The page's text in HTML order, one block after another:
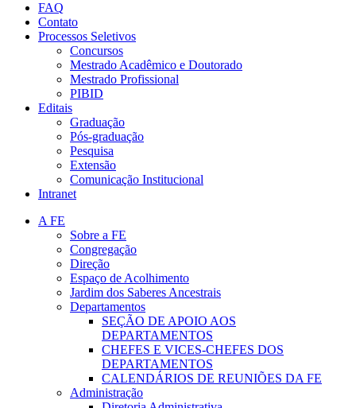
FAQ
Contato
Processos Seletivos
Concursos
Mestrado Acadêmico e Doutorado
Mestrado Profissional
PIBID
Editais
Graduação
Pós-graduação
Pesquisa
Extensão
Comunicação Institucional
Intranet
A FE
Sobre a FE
Congregação
Direção
Espaço de Acolhimento
Jardim dos Saberes Ancestrais
Departamentos
SEÇÃO DE APOIO AOS
DEPARTAMENTOS
CHEFES E VICES-CHEFES DOS
DEPARTAMENTOS
CALENDÁRIOS DE REUNIÕES DA FE
Administração